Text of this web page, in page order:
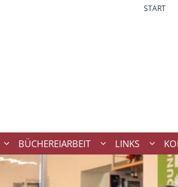
START
BÜCHEREIARBEIT LINKS